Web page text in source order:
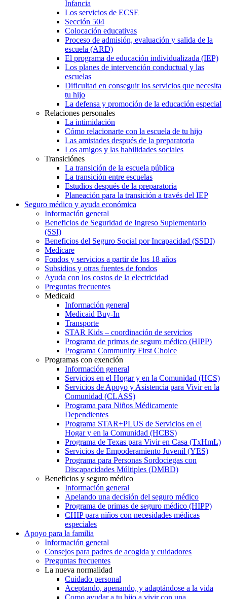
Infancia
Los servicios de ECSE
Sección 504
Colocación educativas
Proceso de admisión, evaluación y salida de la
escuela (ARD)
El programa de educación individualizada (IEP)
Los planes de intervención conductual y las
escuelas
Dificultad en conseguir los servicios que necesita
tu hijo
La defensa y promoción de la educación especial
Relaciones personales
La intimidación
Cómo relacionarte con la escuela de tu hijo
Las amistades después de la preparatoria
Los amigos y las habilidades sociales
Transiciónes
La transición de la escuela pública
La transición entre escuelas
Estudios después de la preparatoria
Planeación para la transición a través del IEP
Seguro médico y ayuda económica
Información general
Beneficios de Seguridad de Ingreso Suplementario
(SSI)
Beneficios del Seguro Social por Incapacidad (SSDI)
Medicare
Fondos y servicios a partir de los 18 años
Subsidios y otras fuentes de fondos
Ayuda con los costos de la electricidad
Preguntas frecuentes
Medicaid
Información general
Medicaid Buy-In
Transporte
STAR Kids – coordinación de servicios
Programa de primas de seguro médico (HIPP)
Programa Community First Choice
Programas con exención
Información general
Servicios en el Hogar y en la Comunidad (HCS)
Servicios de Apoyo y Asistencia para Vivir en la
Comunidad (CLASS)
Programa para Niños Médicamente
Dependientes
Programa STAR+PLUS de Servicios en el
Hogar y en la Comunidad (HCBS)
Programa de Texas para Vivir en Casa (TxHmL)
Servicios de Empoderamiento Juvenil (YES)
Programa para Personas Sordociegas con
Discapacidades Múltiples (DMBD)
Beneficios y seguro médico
Información general
Apelando una decisión del seguro médico
Programa de primas de seguro médico (HIPP)
CHIP para niños con necesidades médicas
especiales
Apoyo para la familia
Información general
Consejos para padres de acogida y cuidadores
Preguntas frecuentes
La nueva normalidad
Cuidado personal
Aceptando, apenando, y adaptándose a la vida
Como ayudar a tu hijo a vivir con una